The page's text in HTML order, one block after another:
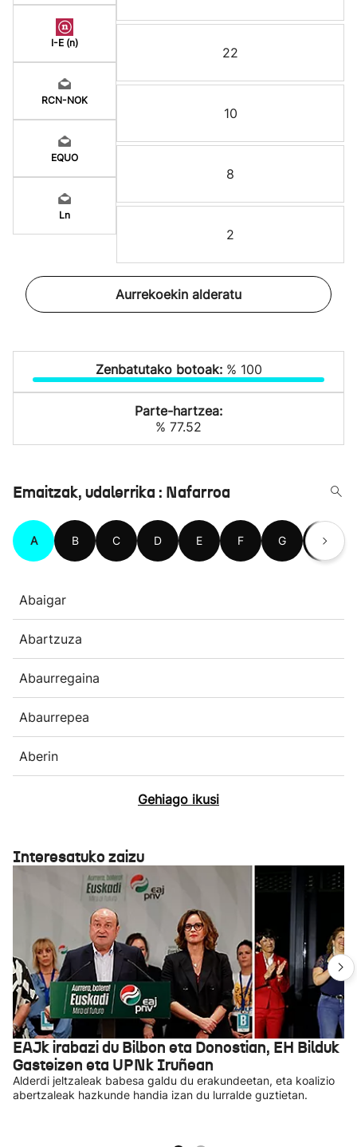
I-E (n)
RCN-NOK
EQUO
Ln
22
10
8
2
Aurrekoekin alderatu
Zenbatutako botoak: % 100
Parte-hartzea:
% 77.52
Emaitzak, udalerrika : Nafarroa
A B C D E F G H
Abaigar
Abartzuza
Abaurregaina
Abaurrepea
Aberin
Gehiago ikusi
Interesatuko zaizu
EAJk irabazi du Bilbon eta Donostian, EH Bilduk
Gasteizen eta UPNk Iruñean
Alderdi jeltzaleak babesa galdu du erakundeetan, eta koalizio
abertzaleak hazkunde handia izan du lurralde guztietan.